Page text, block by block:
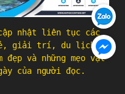
nhật liên tục các
giải trí, du lịch, ẩm
và những mẹo vặt
của người đọc.